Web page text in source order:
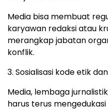
Media bisa membuat
karyawan redaksi atau
merangkap jabatan
konflik.
3. Sosialisasi kode etik
Media, lembaga
harus terus